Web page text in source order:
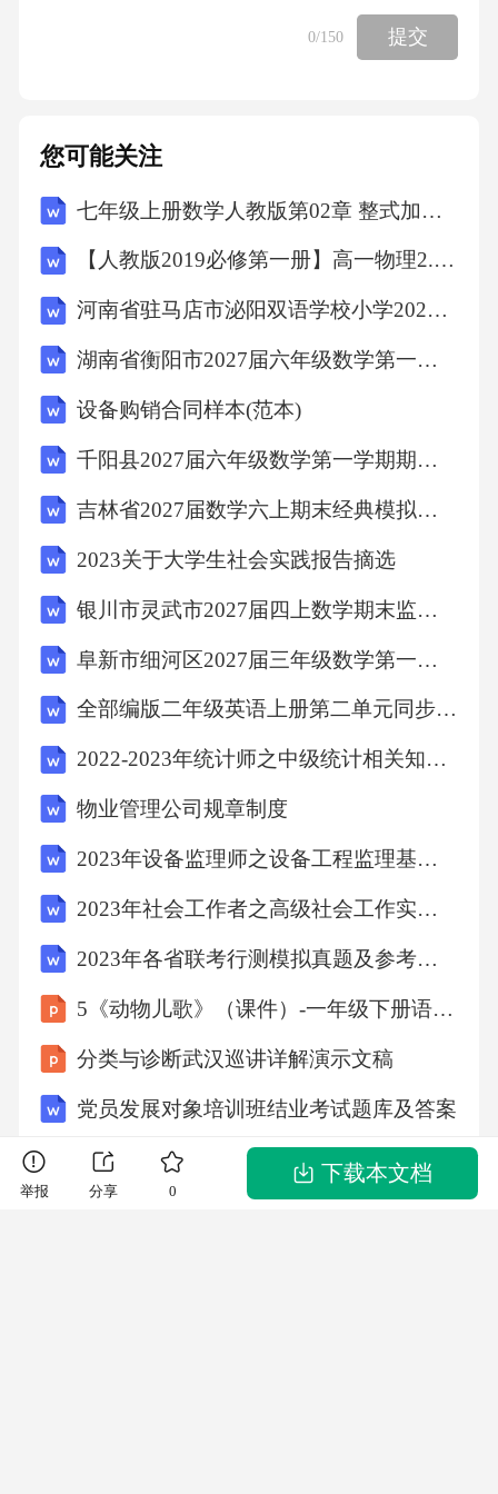
0/150 提交
您可能关注
七年级上册数学人教版第02章 整式加减测试卷（原卷版）
【人教版2019必修第一册】高一物理2.时间 位移（教学设计）教案
河南省驻马店市泌阳双语学校小学2027届数学三上期末综合测试试题含解析
湖南省衡阳市2027届六年级数学第一学期期末综合测试模拟试题含解析
设备购销合同样本(范本)
千阳县2027届六年级数学第一学期期末监测模拟试题含解析
吉林省2027届数学六上期末经典模拟试题含解析
2023关于大学生社会实践报告摘选
银川市灵武市2027届四上数学期末监测试题含解析
阜新市细河区2027届三年级数学第一学期期末复习检测试题含解析
全部编版二年级英语上册第二单元同步课时练习
2022-2023年统计师之中级统计相关知识每日一练试卷B卷含答案
物业管理公司规章制度
2023年设备监理师之设备工程监理基础及相关知识题库检测试卷A卷附答案
2023年社会工作者之高级社会工作实务能力提升试卷B卷附答案
2023年各省联考行测模拟真题及参考答案
5《动物儿歌》（课件）-一年级下册语文统编版
分类与诊断武汉巡讲详解演示文稿
党员发展对象培训班结业考试题库及答案
DBS教材11大部屋系统
举报 分享 0
下载本文档